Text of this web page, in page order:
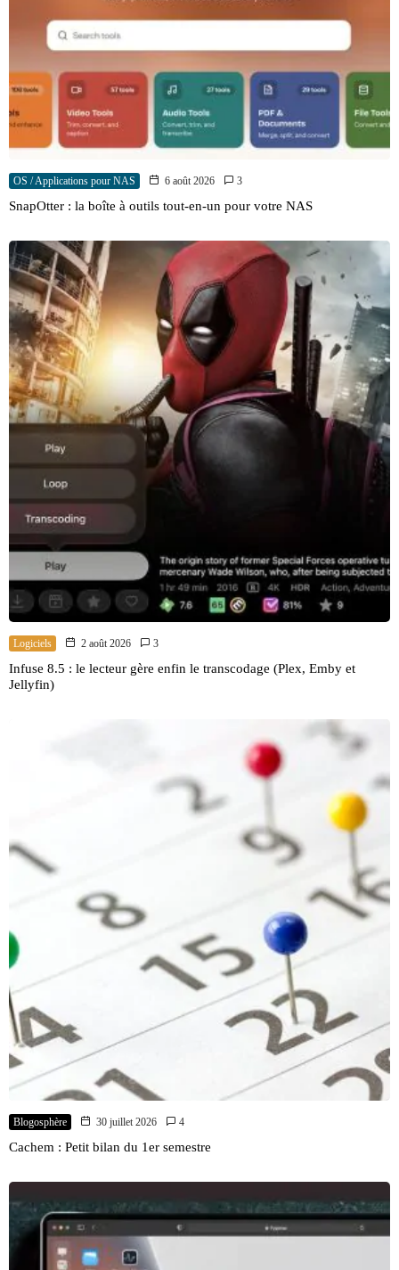
OS / Applications pour NAS 6 août 2026 3
SnapOtter : la boîte à outils tout-en-un pour votre NAS
Logiciels 2 août 2026 3
Infuse 8.5 : le lecteur gère enfin le transcodage (Plex, Emby et
Jellyfin)
Blogosphère 30 juillet 2026 4
Cachem : Petit bilan du 1er semestre